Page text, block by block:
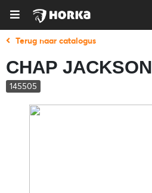
Terug naar catalogus
CHAP JACKSON
145505